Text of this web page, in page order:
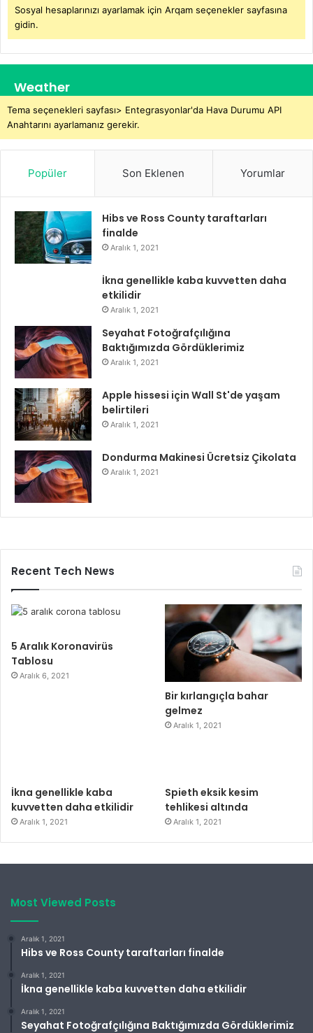
Sosyal hesaplarınızı ayarlamak için Arqam seçenekler sayfasına
gidin.
Weather
Tema seçenekleri sayfası> Entegrasyonlar'da Hava Durumu API
Anahtarını ayarlamanız gerekir.
Popüler Son Eklenen Yorumlar
Hibs ve Ross County taraftarları
finalde
Aralık 1, 2021
İkna genellikle kaba kuvvetten daha
etkilidir
Aralık 1, 2021
Seyahat Fotoğrafçılığına
Baktığımızda Gördüklerimiz
Aralık 1, 2021
Apple hissesi için Wall St'de yaşam
belirtileri
Aralık 1, 2021
Dondurma Makinesi Ücretsiz Çikolata
Aralık 1, 2021
Recent Tech News
5 Aralık Koronavirüs
Tablosu
Aralık 6, 2021
Bir kırlangıçla bahar
gelmez
Aralık 1, 2021
İkna genellikle kaba
kuvvetten daha etkilidir
Aralık 1, 2021
Spieth eksik kesim
tehlikesi altında
Aralık 1, 2021
Most Viewed Posts
Aralık 1, 2021
Hibs ve Ross County taraftarları finalde
Aralık 1, 2021
İkna genellikle kaba kuvvetten daha etkilidir
Aralık 1, 2021
Seyahat Fotoğrafçılığına Baktığımızda Gördüklerimiz